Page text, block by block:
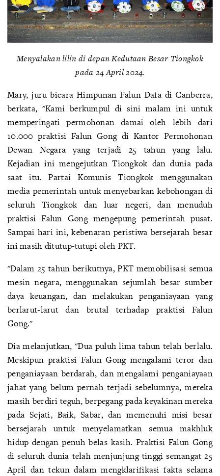
Menyalakan lilin di depan Kedutaan Besar Tiongkok
pada 24 April 2024.
Mary, juru bicara Himpunan Falun Dafa di Canberra,
berkata, "Kami berkumpul di sini malam ini untuk
memperingati permohonan damai oleh lebih dari
10.000 praktisi Falun Gong di Kantor Permohonan
Dewan Negara yang terjadi 25 tahun yang lalu.
Kejadian ini mengejutkan Tiongkok dan dunia pada
saat itu. Partai Komunis Tiongkok menggunakan
media pemerintah untuk menyebarkan kebohongan di
seluruh Tiongkok dan luar negeri, dan menuduh
praktisi Falun Gong mengepung pemerintah pusat.
Sampai hari ini, kebenaran peristiwa bersejarah besar
ini masih ditutup-tutupi oleh PKT.
"Dalam 25 tahun berikutnya, PKT memobilisasi semua
mesin negara, menggunakan sejumlah besar sumber
daya keuangan, dan melakukan penganiayaan yang
berlarut-larut dan brutal terhadap praktisi Falun
Gong."
Dia melanjutkan, "Dua puluh lima tahun telah berlalu.
Meskipun praktisi Falun Gong mengalami teror dan
penganiayaan berdarah, dan mengalami penganiayaan
jahat yang belum pernah terjadi sebelumnya, mereka
masih berdiri teguh, berpegang pada keyakinan mereka
pada Sejati, Baik, Sabar, dan memenuhi misi besar
bersejarah untuk menyelamatkan semua makhluk
hidup dengan penuh belas kasih. Praktisi Falun Gong
di seluruh dunia telah menjunjung tinggi semangat 25
April dan tekun dalam mengklarifikasi fakta selama